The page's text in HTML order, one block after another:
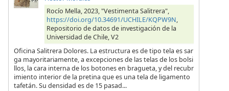
Rocío Mella, 2023, "Vestimenta Salitrera",
https://doi.org/10.34691/UCHILE/KQPW9N,
Repositorio de datos de investigación de la
Universidad de Chile, V2
Oficina Salitrera Dolores. La estructura es de tipo tela es sar
ga mayoritariamente, a excepciones de las telas de los bolsi
llos, la cara interna de los botones en bragueta, y del recubr
imiento interior de la pretina que es una tela de ligamento
tafetán. Su densidad es de 15 pasad...